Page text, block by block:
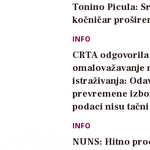
Tonino Picula:
kočničar
INFO
CRTA
omalovažavanje
istraživanja:
prevremene
podaci nisu tačni
INFO
NUNS: Hitno